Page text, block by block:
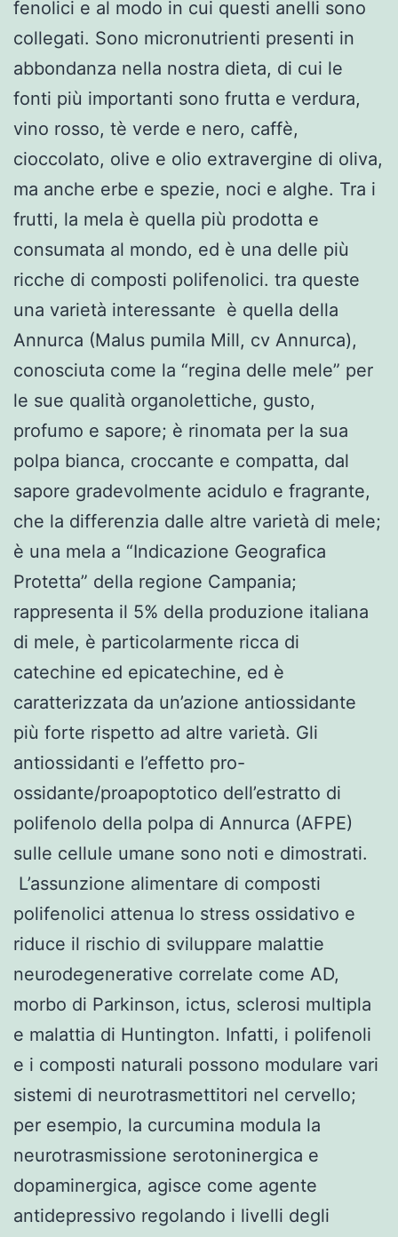
fenolici e al modo in cui questi anelli sono
collegati. Sono micronutrienti presenti in
abbondanza nella nostra dieta, di cui le
fonti più importanti sono frutta e verdura,
vino rosso, tè verde e nero, caffè,
cioccolato, olive e olio extravergine di oliva,
ma anche erbe e spezie, noci e alghe. Tra i
frutti, la mela è quella più prodotta e
consumata al mondo, ed è una delle più
ricche di composti polifenolici. tra queste
una varietà interessante è quella della
Annurca (Malus pumila Mill, cv Annurca),
conosciuta come la “regina delle mele” per
le sue qualità organolettiche, gusto,
profumo e sapore; è rinomata per la sua
polpa bianca, croccante e compatta, dal
sapore gradevolmente acidulo e fragrante,
che la differenzia dalle altre varietà di mele;
è una mela a “Indicazione Geografica
Protetta” della regione Campania;
rappresenta il 5% della produzione italiana
di mele, è particolarmente ricca di
catechine ed epicatechine, ed è
caratterizzata da un’azione antiossidante
più forte rispetto ad altre varietà. Gli
antiossidanti e l’effetto pro-
ossidante/proapoptotico dell’estratto di
polifenolo della polpa di Annurca (AFPE)
sulle cellule umane sono noti e dimostrati.
L’assunzione alimentare di composti
polifenolici attenua lo stress ossidativo e
riduce il rischio di sviluppare malattie
neurodegenerative correlate come AD,
morbo di Parkinson, ictus, sclerosi multipla
e malattia di Huntington. Infatti, i polifenoli
e i composti naturali possono modulare vari
sistemi di neurotrasmettitori nel cervello;
per esempio, la curcumina modula la
neurotrasmissione serotoninergica e
dopaminergica, agisce come agente
antidepressivo regolando i livelli degli